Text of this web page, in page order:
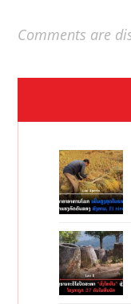
Comments are